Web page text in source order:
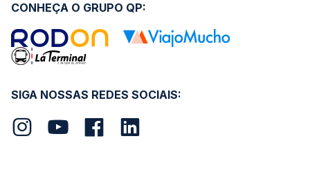
SIGA NOSSAS REDES SOCIAIS:
CONHEÇA O GRUPO QP: